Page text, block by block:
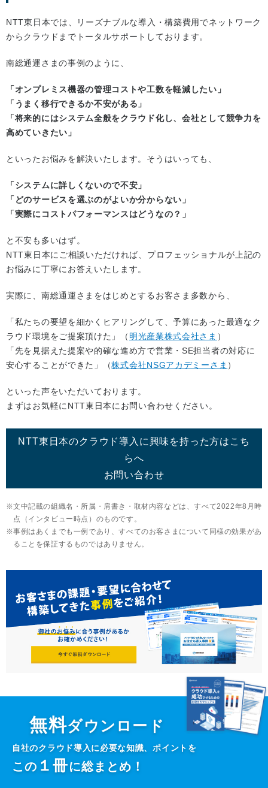
NTT東日本では、リーズナブルな導入・構築費用でネットワーク
からクラウドまでトータルサポートしております。
南総通運さまの事例のように、
「オンプレミス機器の管理コストや工数を軽減したい」
「うまく移行できるか不安がある」
「将来的にはシステム全般をクラウド化し、会社として競争力を
高めていきたい」
といったお悩みを解決いたします。そうはいっても、
「システムに詳しくないので不安」
「どのサービスを選ぶのがよいか分からない」
「実際にコストパフォーマンスはどうなの？」
と不安も多いはず。
NTT東日本にご相談いただければ、プロフェッショナルが上記の
お悩みに丁寧にお答えいたします。
実際に、南総通運さまをはじめとするお客さま多数から、
「私たちの要望を細かくヒアリングして、予算にあった最適なク
ラウド環境をご提案頂けた」（ 明光産業株式会社さま ）
「先を見据えた提案や的確な進め方で営業・SE担当者の対応に
安心することができた」（株式会社NSGアカデミーさま ）
といった声をいただいております。
まずはお気軽にNTT東日本にお問い合わせください。
NTT東日本のクラウド導入に興味を持った方はこち
らへ
お問い合わせ
文中記載の組織名・所属・肩書き・取材内容などは、すべて2022年8月時
点（インタビュー時点）のものです。
事例はあくまでも一例であり、すべてのお客さまについて同様の効果があ
ることを保証するものではありません。
無料ダウンロード
自社のクラウド導入に必要な知識、ポイントを
この １冊に総まとめ！